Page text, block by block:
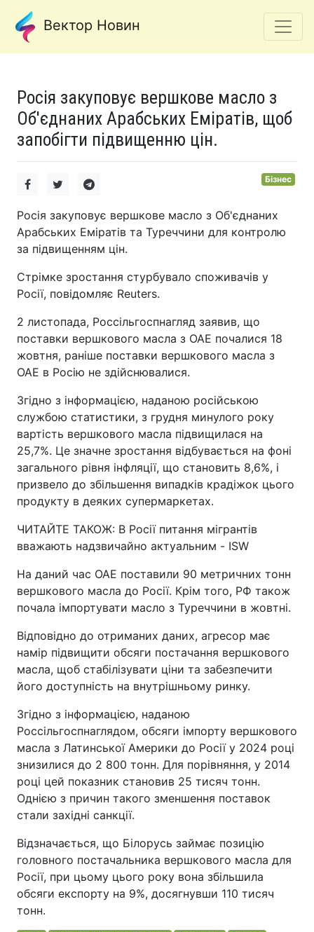
Вектор Новин
Росія закуповує вершкове масло з
Об'єднаних Арабських Еміратів, щоб
запобігти підвищенню цін.
Бізнес
Росія закуповує вершкове масло з Об'єднаних
Арабських Еміратів та Туреччини для контролю
за підвищенням цін.
Стрімке зростання стурбувало споживачів у
Росії, повідомляє Reuters.
2 листопада, Россільгоспнагляд заявив, що
поставки вершкового масла з ОАЕ почалися 18
жовтня, раніше поставки вершкового масла з
ОАЕ в Росію не здійснювалися.
Згідно з інформацією, наданою російською
службою статистики, з грудня минулого року
вартість вершкового масла підвищилася на
25,7%. Це значне зростання відбувається на фоні
загального рівня інфляції, що становить 8,6%, і
призвело до збільшення випадків крадіжок цього
продукту в деяких супермаркетах.
ЧИТАЙТЕ ТАКОЖ: В Росії питання мігрантів
вважають надзвичайно актуальним - ISW
На даний час ОАЕ поставили 90 метричних тонн
вершкового масла до Росії. Крім того, РФ також
почала імпортувати масло з Туреччини в жовтні.
Відповідно до отриманих даних, агресор має
намір підвищити обсяги постачання вершкового
масла, щоб стабілізувати ціни та забезпечити
його доступність на внутрішньому ринку.
Згідно з інформацією, наданою
Россільгоспнаглядом, обсяги імпорту вершкового
масла з Латинської Америки до Росії у 2024 році
знизилися до 2 800 тонн. Для порівняння, у 2014
році цей показник становив 25 тисяч тонн.
Однією з причин такого зменшення поставок
стали західні санкції.
Відзначається, що Білорусь займає позицію
головного постачальника вершкового масла для
Росії, при цьому цього року вона збільшила
обсяги експорту на 9%, досягнувши 110 тисяч
тонн.